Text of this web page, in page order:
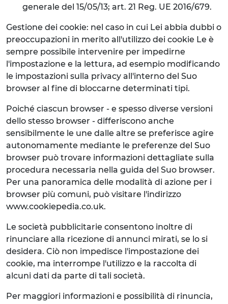
generale del 15/05/13; art. 21 Reg. UE 2016/679.
Gestione dei cookie: nel caso in cui Lei abbia dubbi o
preoccupazioni in merito all'utilizzo dei cookie Le è
sempre possibile intervenire per impedirne
l'impostazione e la lettura, ad esempio modificando
le impostazioni sulla privacy all'interno del Suo
browser al fine di bloccarne determinati tipi.
Poiché ciascun browser - e spesso diverse versioni
dello stesso browser - differiscono anche
sensibilmente le une dalle altre se preferisce agire
autonomamente mediante le preferenze del Suo
browser può trovare informazioni dettagliate sulla
procedura necessaria nella guida del Suo browser.
Per una panoramica delle modalità di azione per i
browser più comuni, può visitare l'indirizzo
www.cookiepedia.co.uk.
Le società pubblicitarie consentono inoltre di
rinunciare alla ricezione di annunci mirati, se lo si
desidera. Ciò non impedisce l'impostazione dei
cookie, ma interrompe l'utilizzo e la raccolta di
alcuni dati da parte di tali società.
Per maggiori informazioni e possibilità di rinuncia,